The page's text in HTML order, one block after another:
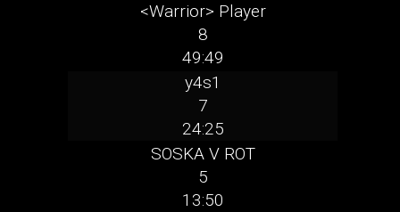
<Warrior> Player
8
49:49
y4s1
7
24:25
SOSKA V ROT
5
13:50